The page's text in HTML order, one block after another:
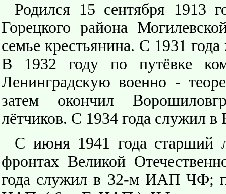
Родился 15 сентября 1913
Горецкого района
семье крестьянина. С 1931
В 1932 году по путёвке
Ленинградскую военно -
затем окончил
лётчиков. С 1934 года служил
С июня 1941 года старший
фронтах Великой
года служил в 32-м ИАП ЧФ;